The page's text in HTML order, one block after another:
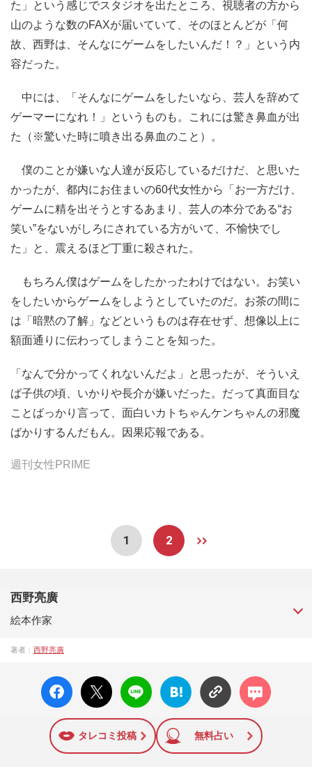
た」という感じでスタジオを出たところ、視聴者の方から
山のような数のFAXが届いていて、そのほとんどが「何
故、西野は、そんなにゲームをしたいんだ！？」という内
容だった。
中には、「そんなにゲームをしたいなら、芸人を辞めて
ゲーマーになれ！」というものも。これには驚き鼻血が出
た（※驚いた時に噴き出る鼻血のこと）。
僕のことが嫌いな人達が反応しているだけだ、と思いた
かったが、都内にお住まいの60代女性から「お一方だけ、
ゲームに精を出そうとするあまり、芸人の本分である“お
笑い”をないがしろにされている方がいて、不愉快でし
た」と、震えるほど丁重に殺された。
もちろん僕はゲームをしたかったわけではない。お笑い
をしたいからゲームをしようとしていたのだ。お茶の間に
は「暗黙の了解」などというものは存在せず、想像以上に
額面通りに伝わってしまうことを知った。
「なんで分かってくれないんだよ」と思ったが、そういえ
ば子供の頃、いかりや長介が嫌いだった。だって真面目な
ことばっかり言って、面白いカトちゃんケンちゃんの邪魔
ばかりするんだもん。因果応報である。
週刊女性PRIME
1 2
西野亮廣
絵本作家
ングコング」を結成。活動はお笑いだけにとどまらず、3冊の
外でも個展やライブ活動を行う。また、2015年には“世界の
恥”と言われた渋谷のハロウィン翌日のゴミ問題の娯楽化を提
案。区長や一部企業、約500人の一般人を巻き込む異例の課題
解決法が評価され、広告賞を受賞した。その他、クリエータ
ー顔負けの「街づくり企画」、「世界一楽しい学校作り」な
著者： 西野亮廣
facebo
ok い
X ポス
ト
LINE
はてな
ブック
に追加
コメン
ト
タレコミ投稿 無料占い